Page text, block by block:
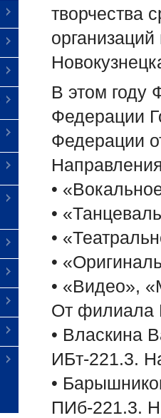
творчества
В этом году
Федерации
Федерации
•
•
•
•
• «Видео»,
От филиала
• Власкина
ИБт-221.3.
•
ПИб-221.3.